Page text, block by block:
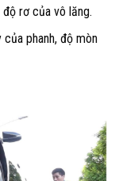
rơ của vô lăng.
phanh, độ mòn